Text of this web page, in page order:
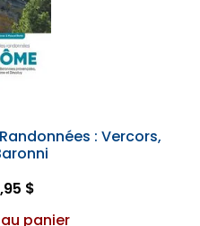
: Vercors,
$
panier